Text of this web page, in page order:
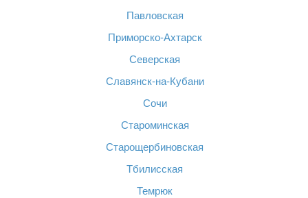
Павловская
Приморско-Ахтарск
Северская
Славянск-на-Кубани
Сочи
Староминская
Старощербиновская
Тбилисская
Темрюк